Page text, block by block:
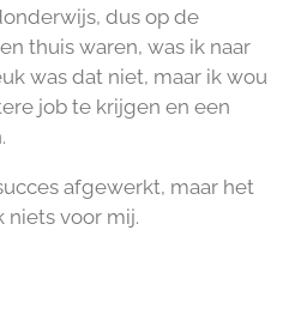
dus op de
thuis waren, was ik naar
was dat niet, maar ik wou
job te krijgen en een
afgewerkt, maar het
niets voor mij.